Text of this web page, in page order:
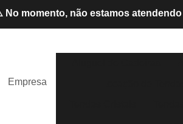
No momento, não estamos
Empresa